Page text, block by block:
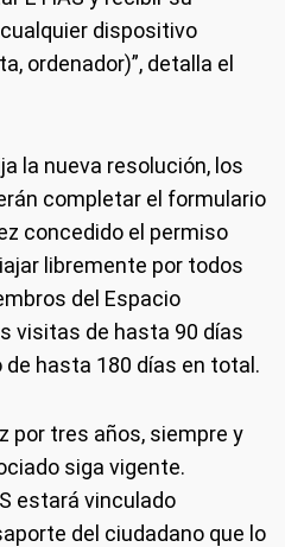
dispositivo
ordenador)”, detalla el
la nueva resolución, los
completar el formulario
concedido el permiso
libremente por todos
del Espacio
visitas de hasta 90 días
de hasta 180 días en total.
por tres años, siempre y
siga vigente.
estará vinculado
del ciudadano que lo